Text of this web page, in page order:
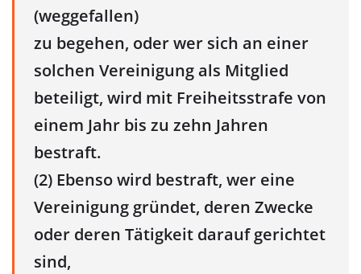
(weggefallen)
zu begehen, oder wer sich an einer
solchen Vereinigung als Mitglied
beteiligt, wird mit Freiheitsstrafe von
einem Jahr bis zu zehn Jahren
bestraft.
(2) Ebenso wird bestraft, wer eine
Vereinigung gründet, deren Zwecke
oder deren Tätigkeit darauf gerichtet
sind,